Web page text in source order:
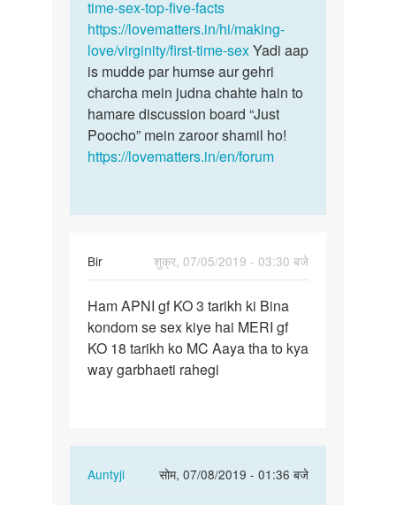
time-sex-top-five-facts
https://lovematters.in/hi/making-
love/virginity/first-time-sexYadi aap
is mudde par humse aur gehri
charcha mein judna chahte hain to
hamare discussion board “Just
Poocho” mein zaroor shamil ho!
https://lovematters.in/en/forum
Bir
शुक्र, 07/05/2019 - 03:30 बजे
Ham
APNI
gf
KO
Ham APNI gf KO 3 tarikh ki Bina
kondom se sex kiye hai MERI gf
KO 18 tarikh ko MC Aaya tha to kya
way garbhaeti rahegi
Auntyji
सोम, 07/08/2019 - 01:36 बजे
In